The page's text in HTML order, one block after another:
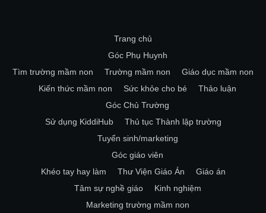
Trang chủ
Góc Phụ Huynh
Tìm trường mầm non
Trường mầm non
Giáo dục mầm non
Kiến thức mầm non
Sức khỏe cho bé
Thảo luận
Góc Chủ Trường
Sử dụng KiddiHub
Thủ tục Thành lập trường
Tuyển sinh/marketing
Góc giáo viên
Khéo tay hay làm
Thư Viện Giáo Án
Giáo án
Tâm sự nghề giáo
Kinh nghiệm
Marketing trường mầm non